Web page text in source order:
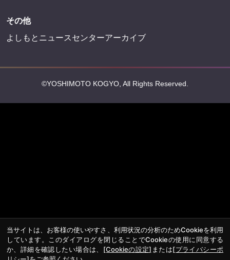
その他
よしもとニュースセンターアーカイブ
©YOSHIMOTO KOGYO, All Rights Reserved.
当サイトは、お客様の使いやすさ、利用状況の分析のためCookieを利用
しています。このダイアログを閉じることでCookieの使用に同意する
か、詳細を確認したい場合は、 [Cookieの設定] または[プライバシーポ